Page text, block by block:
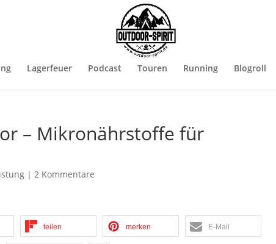
Lagerfeuer Podcast Touren Running Blogroll
– Mikronährstoffe für
|2 Kommentare
teilen merken E-Mail